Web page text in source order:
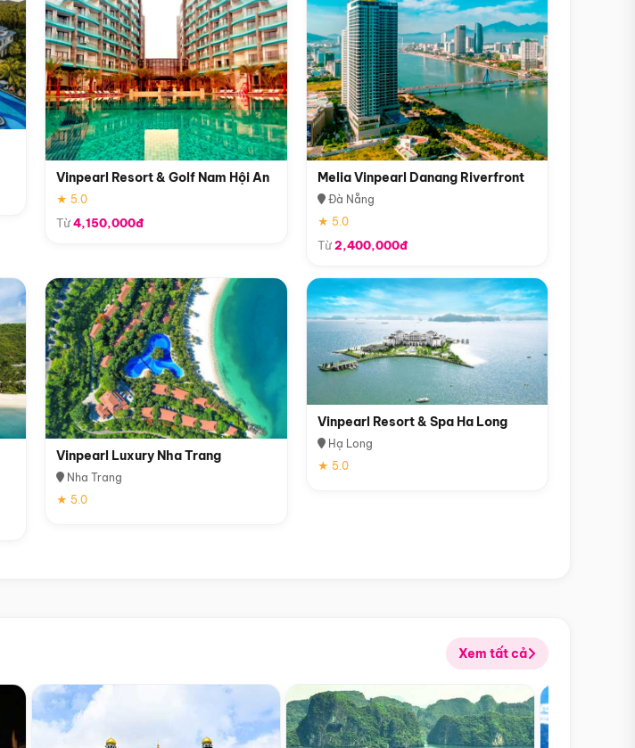
Vinpearl Resort & Golf Nam Hội An
★ 5.0
Từ4,150,000đ
Melia Vinpearl Danang Riverfront
Đà Nẵng
★ 5.0
Từ2,400,000đ
Vinpearl Luxury Nha Trang
Nha Trang
★ 5.0
Vinpearl Resort & Spa Ha Long
Hạ Long
★ 5.0
Xem tất cả